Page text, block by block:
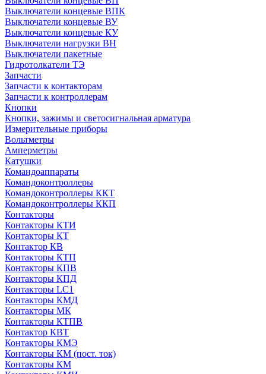
Выключатели концевые ВПК
Выключатели концевые ВУ
Выключатели концевые КУ
Выключатели нагрузки ВН
Выключатели пакетные
Гидротолкатели ТЭ
Запчасти
Запчасти к контакторам
Запчасти к контроллерам
Кнопки
Кнопки, зажимы и светосигнальная арматура
Измерительные приборы
Вольтметры
Амперметры
Катушки
Командоаппараты
Командоконтроллеры
Командоконтроллеры ККТ
Командоконтроллеры ККП
Контакторы
Контакторы КТИ
Контакторы КТ
Контактор КВ
Контакторы КТП
Контакторы КПВ
Контакторы КПД
Контакторы LC1
Контакторы КМД
Контакторы МК
Контакторы КТПВ
Контактор КВТ
Контакторы КМЭ
Контакторы КМ (пост. ток)
Контакторы КМ